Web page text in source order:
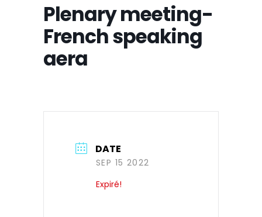
Plenary meeting-
French speaking
aera
DATE
SEP 15 2022
Expiré!